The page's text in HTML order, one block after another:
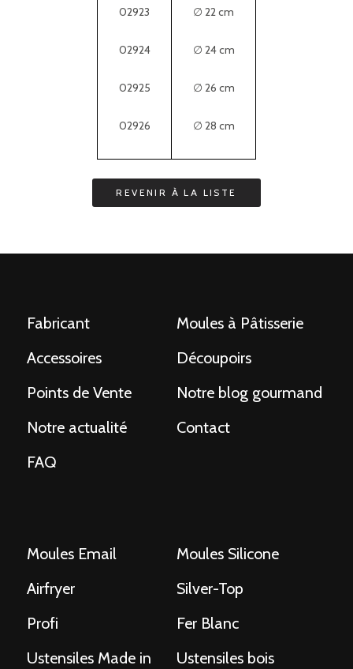
02923
02924
02925
02926
∅ 22 cm
∅ 24 cm
∅ 26 cm
∅ 28 cm
Fabricant
Moules à Pâtisserie
Accessoires
Découpoirs
Points de Vente
Notre blog gourmand
Notre actualité
Contact
FAQ
Moules Email
Moules Silicone
Airfryer
Silver-Top
Profi
Fer Blanc
Ustensiles Made in
Ustensiles bois